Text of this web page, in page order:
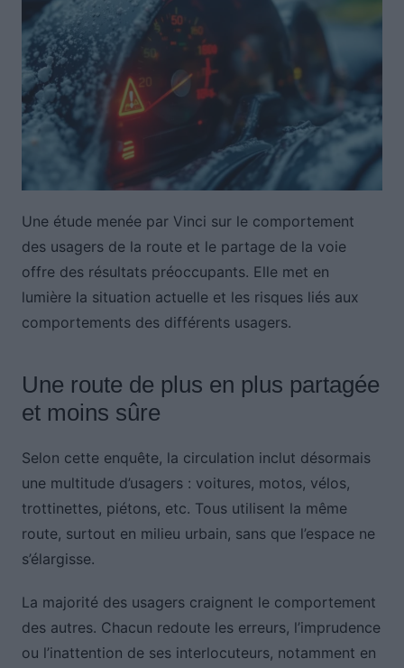
Une étude menée par Vinci sur le comportement
des usagers de la route et le partage de la voie
offre des résultats préoccupants. Elle met en
lumière la situation actuelle et les risques liés aux
comportements des différents usagers.
Une route de plus en plus partagée
et moins sûre
Selon cette enquête, la circulation inclut désormais
une multitude d’usagers : voitures, motos, vélos,
trottinettes, piétons, etc. Tous utilisent la même
route, surtout en milieu urbain, sans que l’espace ne
s’élargisse.
La majorité des usagers craignent le comportement
des autres. Chacun redoute les erreurs, l’imprudence
ou l’inattention de ses interlocuteurs, notamment en